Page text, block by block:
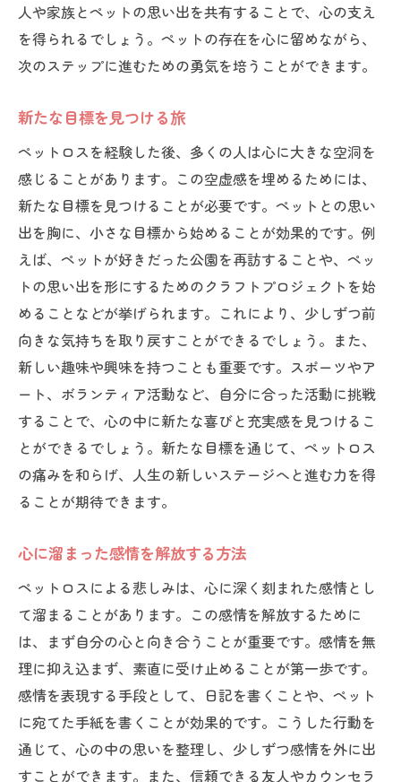
人や家族とペットの思い出を共有することで、心の支え
を得られるでしょう。ペットの存在を心に留めながら、
次のステップに進むための勇気を培うことができます。
新たな目標を見つける旅
ペットロスを経験した後、多くの人は心に大きな空洞を
感じることがあります。この空虚感を埋めるためには、
新たな目標を見つけることが必要です。ペットとの思い
出を胸に、小さな目標から始めることが効果的です。例
えば、ペットが好きだった公園を再訪することや、ペッ
トの思い出を形にするためのクラフトプロジェクトを始
めることなどが挙げられます。これにより、少しずつ前
向きな気持ちを取り戻すことができるでしょう。また、
新しい趣味や興味を持つことも重要です。スポーツやア
ート、ボランティア活動など、自分に合った活動に挑戦
することで、心の中に新たな喜びと充実感を見つけるこ
とができるでしょう。新たな目標を通じて、ペットロス
の痛みを和らげ、人生の新しいステージへと進む力を得
ることが期待できます。
心に溜まった感情を解放する方法
ペットロスによる悲しみは、心に深く刻まれた感情とし
て溜まることがあります。この感情を解放するために
は、まず自分の心と向き合うことが重要です。感情を無
理に抑え込まず、素直に受け止めることが第一歩です。
感情を表現する手段として、日記を書くことや、ペット
に宛てた手紙を書くことが効果的です。こうした行動を
通じて、心の中の思いを整理し、少しずつ感情を外に出
すことができます。また、信頼できる友人やカウンセラ